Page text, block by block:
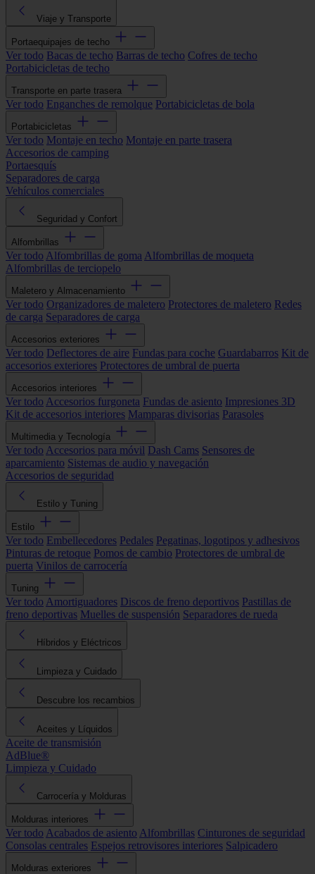
Viaje y Transporte
Portaequipajes de techo
Ver todo Bacas de techo Barras de techo Cofres de techo
Portabicicletas de techo
Transporte en parte trasera
Ver todo Enganches de remolque Portabicicletas de bola
Portabicicletas
Ver todo Montaje en techo Montaje en parte trasera
Accesorios de camping
Portaesquís
Separadores de carga
Vehículos comerciales
Seguridad y Confort
Alfombrillas
Ver todo Alfombrillas de goma Alfombrillas de moqueta
Alfombrillas de terciopelo
Maletero y Almacenamiento
Ver todo Organizadores de maletero Protectores de maletero Redes
de carga Separadores de carga
Accesorios exteriores
Ver todo Deflectores de aire Fundas para coche Guardabarros Kit de
accesorios exteriores Protectores de umbral de puerta
Accesorios interiores
Ver todo Accesorios furgoneta Fundas de asiento Impresiones 3D
Kit de accesorios interiores Mamparas divisorias Parasoles
Multimedia y Tecnología
Ver todo Accesorios para móvil Dash Cams Sensores de
aparcamiento Sistemas de audio y navegación
Accesorios de seguridad
Estilo y Tuning
Estilo
Ver todo Embellecedores Pedales Pegatinas, logotipos y adhesivos
Pinturas de retoque Pomos de cambio Protectores de umbral de
puerta Vinilos de carrocería
Tuning
Ver todo Amortiguadores Discos de freno deportivos Pastillas de
freno deportivas Muelles de suspensión Separadores de rueda
Híbridos y Eléctricos
Limpieza y Cuidado
Descubre los recambios
Aceites y Líquidos
Aceite de transmisión
AdBlue®
Limpieza y Cuidado
Carrocería y Molduras
Molduras interiores
Ver todo Acabados de asiento Alfombrillas Cinturones de seguridad
Consolas centrales Espejos retrovisores interiores Salpicadero
Molduras exteriores